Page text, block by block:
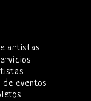
artistas
eventos